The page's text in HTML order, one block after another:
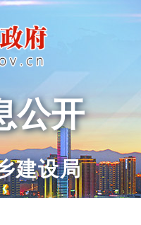
公开
建设局